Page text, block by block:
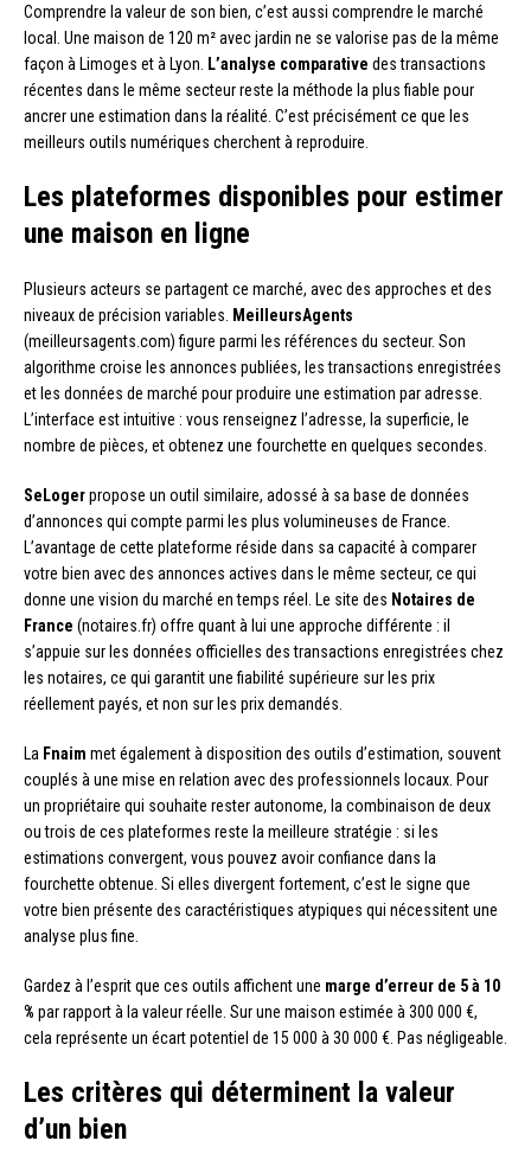
Comprendre la valeur de son bien, c’est aussi comprendre le marché
local. Une maison de 120 m² avec jardin ne se valorise pas de la même
façon à Limoges et à Lyon.
L’analyse comparative des transactions
récentes dans le même secteur reste la méthode la plus fiable pour
ancrer une estimation dans la réalité. C’est précisément ce que les
meilleurs outils numériques cherchent à reproduire.
Les plateformes disponibles pour estimer
une maison en ligne
Plusieurs acteurs se partagent ce marché, avec des approches et des
niveaux de précision variables.
MeilleursAgents
(meilleursagents.com) figure parmi les références du secteur. Son
algorithme croise les annonces publiées, les transactions enregistrées
et les données de marché pour produire une estimation par adresse.
L’interface est intuitive : vous renseignez l’adresse, la superficie, le
nombre de pièces, et obtenez une fourchette en quelques secondes.
SeLogerpropose un outil similaire, adossé à sa base de données
d’annonces qui compte parmi les plus volumineuses de France.
L’avantage de cette plateforme réside dans sa capacité à comparer
votre bien avec des annonces actives dans le même secteur, ce qui
donne une vision du marché en temps réel. Le site des Notaires de
France (notaires.fr) offre quant à lui une approche différente : il
s’appuie sur les données officielles des transactions enregistrées chez
les notaires, ce qui garantit une fiabilité supérieure sur les prix
réellement payés, et non sur les prix demandés.
La Fnaim met également à disposition des outils d’estimation, souvent
couplés à une mise en relation avec des professionnels locaux. Pour
un propriétaire qui souhaite rester autonome, la combinaison de deux
ou trois de ces plateformes reste la meilleure stratégie : si les
estimations convergent, vous pouvez avoir confiance dans la
fourchette obtenue. Si elles divergent fortement, c’est le signe que
votre bien présente des caractéristiques atypiques qui nécessitent une
analyse plus fine.
Gardez à l’esprit que ces outils affichent une marge d’erreur de 5 à 10
% par rapport à la valeur réelle. Sur une maison estimée à 300 000 €,
cela représente un écart potentiel de 15 000 à 30 000 €. Pas négligeable.
Les critères qui déterminent la valeur
d’un bien